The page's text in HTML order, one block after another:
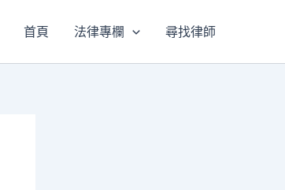
首頁 法律專欄 尋找律師